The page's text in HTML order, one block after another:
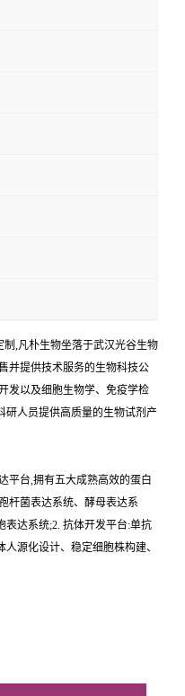
,凡朴生物坐落于武汉光谷生物
并提供技术服务的生物科技公
发以及细胞生物学、免疫学检
研人员提供高质量的生物试剂产
平台,拥有五大成熟高效的蛋白
杆菌表达系统、酵母表达系
表达系统;2. 抗体开发平台:单抗
源化设计、稳定细胞株构建、